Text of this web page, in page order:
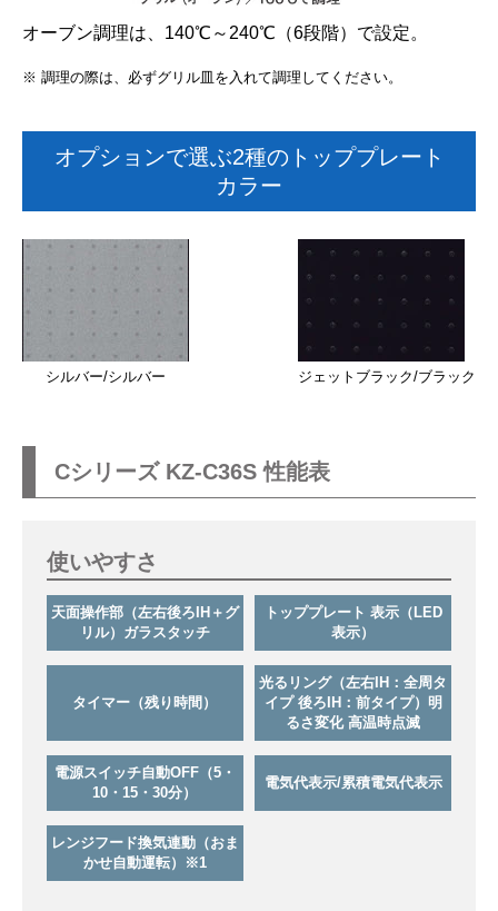
オーブン調理は、140℃～240℃（6段階）で設定。
※ 調理の際は、必ずグリル皿を入れて調理してください。
オプションで選ぶ2種のトッププレート
カラー
シルバー/シルバー ジェットブラック/ブラック
Cシリーズ KZ-C36S 性能表
使いやすさ
天面操作部（左右後ろIH＋グ
リル）ガラスタッチ
トッププレート 表示（LED
表示）
タイマー（残り時間）
光るリング（左右IH：全周タ
イプ 後ろIH：前タイプ）明
るさ変化 高温時点滅
電源スイッチ自動OFF（5・
10・15・30分）
電気代表示/累積電気代表示
レンジフード換気連動（おま
かせ自動運転）※1